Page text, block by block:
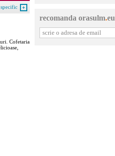
specific
Cofetaria
recomanda orasulm.eu